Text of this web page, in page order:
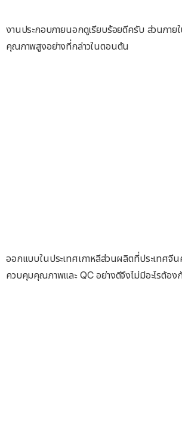
งานประกอบภายนอกดูเรียบร้อยดีครับ ส่วนภาย
คุณภาพสูงอย่างที่กล่าวในตอนต้น
ออกแบบในประเทศเกาหลีส่วนผลิตที่ประเทศจี
ควบคุมคุณภาพและ QC อย่างดีจึงไม่มีอะไรต้อง